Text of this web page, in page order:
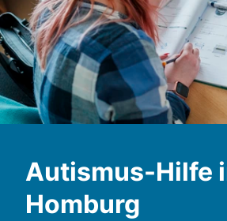
Autismus-Hilfe
Homburg